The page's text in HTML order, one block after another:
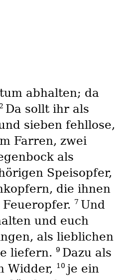
abhalten; da
2 Da sollt ihr als
sieben fehllose,
Farren, zwei
als
Speisopfer,
die ihnen
7 Und
und euch
als lieblichen
liefern. 9 Dazu als
Widder,
10 je ein